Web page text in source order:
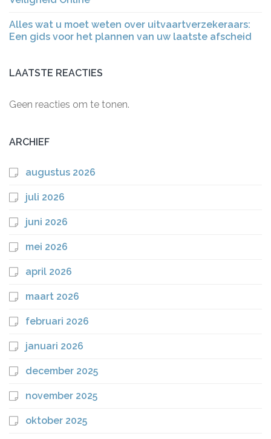
Alles wat u moet weten over uitvaartverzekeraars:
Een gids voor het plannen van uw laatste afscheid
LAATSTE REACTIES
Geen reacties om te tonen.
ARCHIEF
augustus 2026
juli 2026
juni 2026
mei 2026
april 2026
maart 2026
februari 2026
januari 2026
december 2025
november 2025
oktober 2025